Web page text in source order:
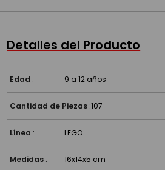
¿Es compatible con otros Lego?
Detalles del Producto
Edad : 9 a 12 años
Cantidad de Piezas :107
Línea : LEGO
Medidas : 16x14x5 cm